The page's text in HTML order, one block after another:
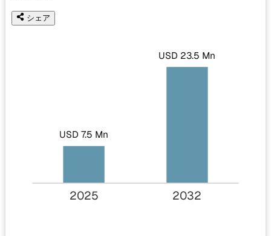
シェア
USD 7.5 Mn
USD 23.5 Mn
2025 2032